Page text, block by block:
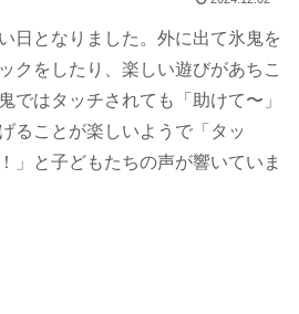
日となりました。外に出て氷鬼を
クをしたり、楽しい遊びがあちこ
ではタッチされても「助けて〜」
ることが楽しいようで「タッ
」と子どもたちの声が響いていま